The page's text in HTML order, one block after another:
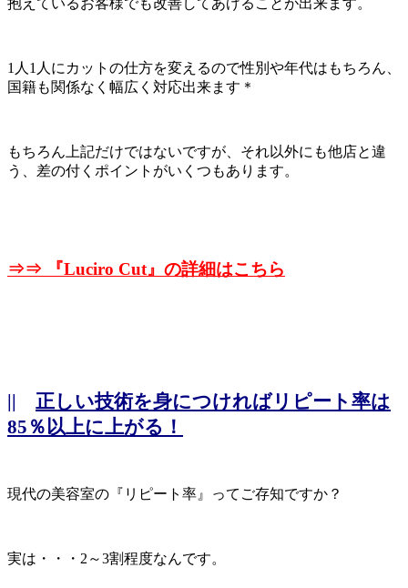
1人1人にカットの仕方を変えるので性別や年代はもちろん、
国籍も関係なく幅広く対応出来ます＊
もちろん上記だけではないですが、それ以外にも他店と違
う、差の付くポイントがいくつもあります。
⇒⇒ 『Luciro Cut』の詳細はこちら
|| 正しい技術を身につければリピート率は
85％以上に上がる！
現代の美容室の『リピート率』ってご存知ですか？
実は・・・2～3割程度なんです。